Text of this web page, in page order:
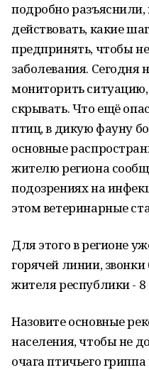
подробно
действовать, какие
предпринять, чтобы
заболевания.
мониторить
скрывать. Что ещё
птиц, в дикую фауну
основные
жителю региона
подозрениях на
этом ветеринарные
Для этого в регионе
горячей линии,
жителя республики - 8
Назовите основные
населения, чтобы не
очага птичьего гриппа